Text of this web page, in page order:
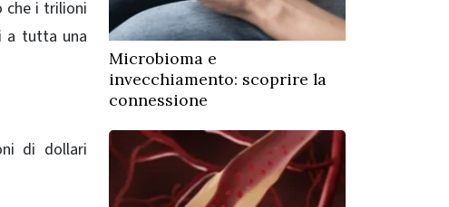
che i trilioni
a tutta una
di dollari
Microbioma e
invecchiamento: scoprire la
connessione